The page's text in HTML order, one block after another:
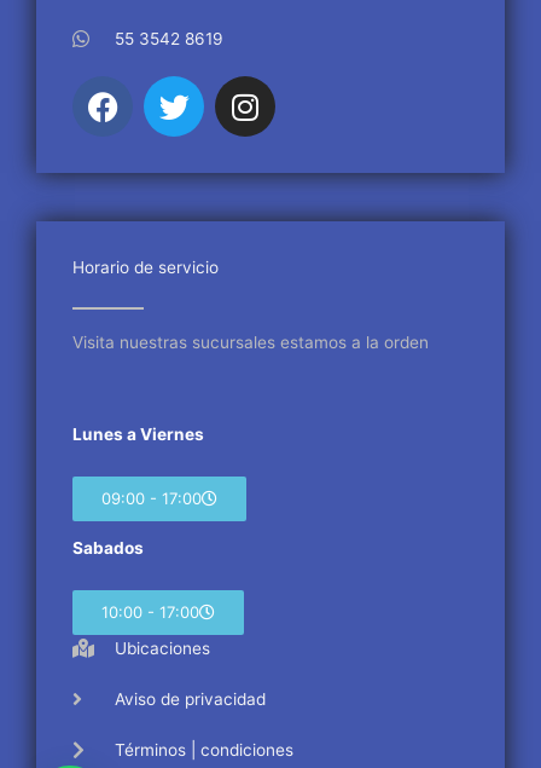
55 3542 8619
F
a
e
b
o
k
T
w
t
t
r
I
n
t
a
m
Horario de servicio
Visita nuestras sucursales estamos a la orden
Lunes a Viernes
09:00 - 17:00
Sabados
10:00 - 17:00
Ubicaciones
Aviso de privacidad
Términos | condiciones